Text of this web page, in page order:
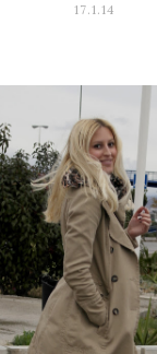
17.1.14